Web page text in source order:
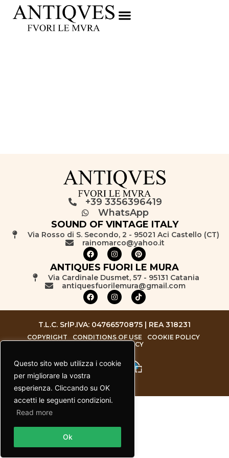
Questo sito web utilizza i cookie
per migliorare la vostra
esperienza. Cliccando su OK
accetti le seguenti condizioni.
Read more
Ok
+39 3356396419
WhatsApp
SOUND OF VINTAGE ITALY
Via Rosso di S. Secondo, 2 - 95021 Aci Castello (CT)
rainomarco@yahoo.it
ANTIQUES FUORI LE MURA
Via Cardinale Dusmet, 57 - 95131 Catania
antiquesfuorilemura@gmail.com
T.L.C. SrlP.IVA: 04766570875 | REA 318231
COPYRIGHT CONDITIONS OF USE
COOKIE POLICY
PRIVACY POLICY